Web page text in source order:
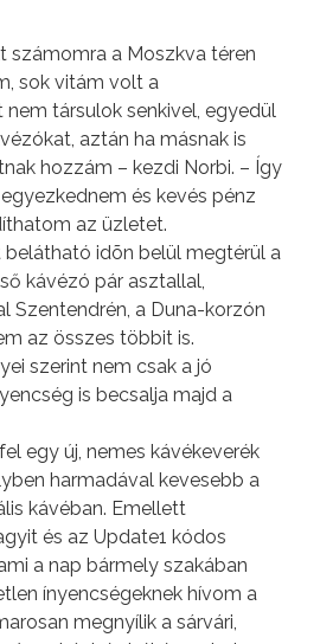
számomra a Moszkva téren
sok vitám volt a
társulok senkivel, egyedül
aztán ha másnak is
hozzám – kezdi Norbi. – Így
és kevés pénz
az üzletet.
belátható idõn belül megtérül a
kávézó pár asztallal,
Szentendrén, a Duna-korzón
az összes többit is.
szerint nem csak a jó
is becsalja majd a
egy új, nemes kávékeverék
harmadával kevesebb a
kávéban. Emellett
és az Update1 kódos
a nap bármely szakában
ínyencségeknek hívom a
megnyílik a sárvári,